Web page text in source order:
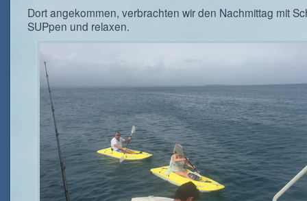
Dort angekommen, verbrachten wir den Nachmittag mit
SUPpen und relaxen.